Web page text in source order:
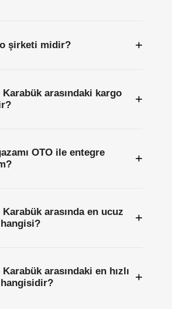
şirketi midir? +
arasındaki kargo
+
OTO ile entegre
+
arasında en ucuz
+
arasındaki en hızlı
+